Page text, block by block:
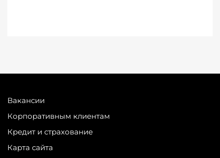
Вакансии
Корпоративным клиентам
Кредит и страхование
Карта сайта